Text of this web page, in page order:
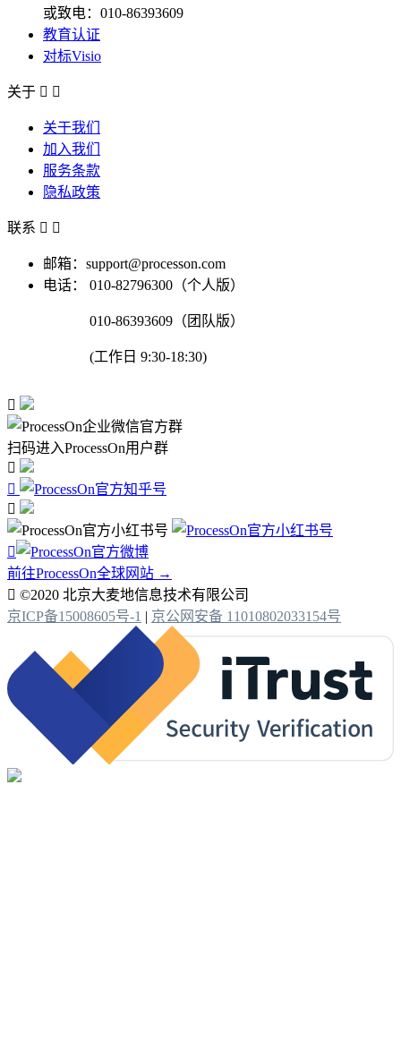
或致电：010-86393609
教育认证
对标Visio
关于  
关于我们
加入我们
服务条款
隐私政策
联系  
邮箱：support@processon.com
电话：
010-82796300（个人版）
010-86393609（团队版）
(工作日 9:30-18:30)

扫码进入ProcessOn用户群




前往ProcessOn全球网站 →
 ©2020 北京大麦地信息技术有限公司
京ICP备15008605号-1 | 京公网安备 11010802033154号